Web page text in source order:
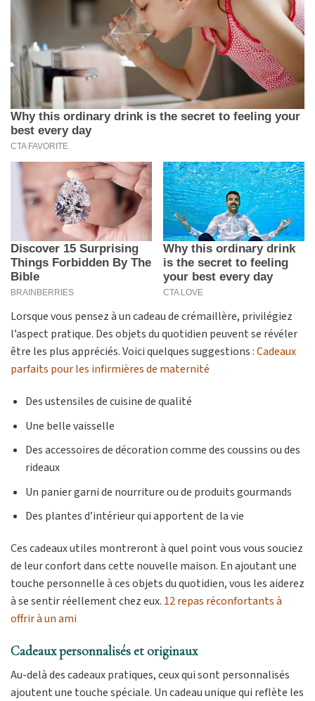
Lorsque vous pensez à un cadeau de crémaillère, privilégiez
l’aspect pratique. Des objets du quotidien peuvent se révéler
être les plus appréciés. Voici quelques suggestions :Cadeaux
parfaits pour les infirmières de maternité
Des ustensiles de cuisine de qualité
Une belle vaisselle
Des accessoires de décoration comme des coussins ou des
rideaux
Un panier garni de nourriture ou de produits gourmands
Des plantes d’intérieur qui apportent de la vie
Ces cadeaux utiles montreront à quel point vous vous souciez
de leur confort dans cette nouvelle maison. En ajoutant une
touche personnelle à ces objets du quotidien, vous les aiderez
à se sentir réellement chez eux. 12 repas réconfortants à
offrir à un ami
Cadeaux personnalisés et originaux
Au-delà des cadeaux pratiques, ceux qui sont personnalisés
ajoutent une touche spéciale. Un cadeau unique qui reflète les